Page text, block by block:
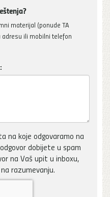
materijal (ponude TA
adresu ili mobilni telefon
na koje odgovaramo na
dobijete u spam
na Vaš upit u inboxu,
razumevanju.